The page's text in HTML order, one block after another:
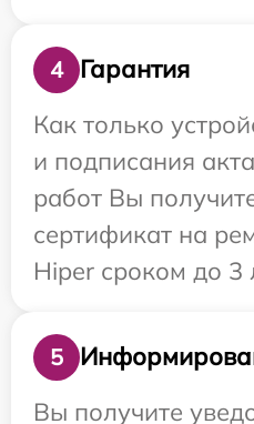
4
Гарантия
Как только
и подписания
работ Вы
сертификат на
Hiper сроком до 3
5
Вы получите